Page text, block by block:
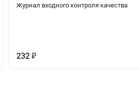
Журнал входного контроля качества
232 ₽